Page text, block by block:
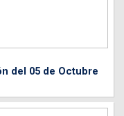
del 05 de Octubre